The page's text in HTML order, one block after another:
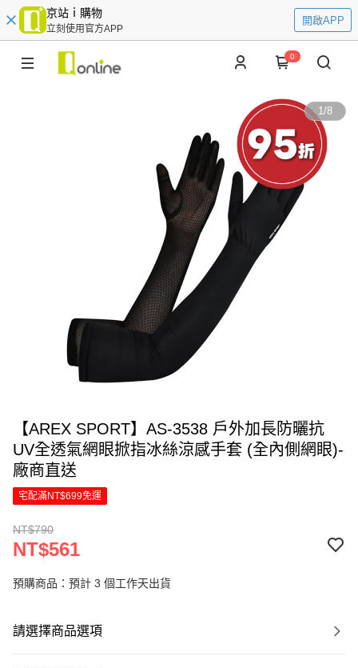
京站ｉ購物
立刻使用官方APP
開啟APP
0
1/8
【AREX SPORT】AS-3538 戶外加長防曬抗
UV全透氣網眼掀指冰絲涼感手套 (全內側網眼)-
廠商直送
宅配滿NT$699免運
NT$790
NT$561
預購商品：預計 3 個工作天出貨
請選擇商品選項